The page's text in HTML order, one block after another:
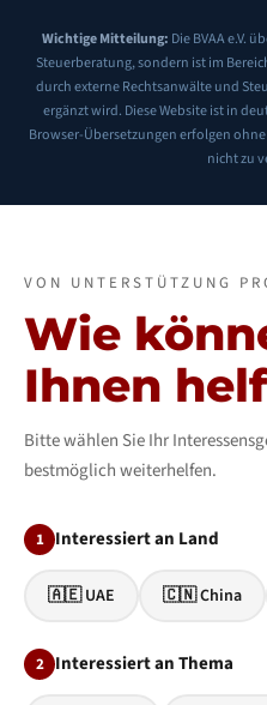
Wichtige Mitteilung: Die BVAA e.V.
Steuerberatung, sondern ist im
durch externe Rechtsanwälte und
ergänzt wird. Diese Website ist in
Browser-Übersetzungen erfolgen
nicht zu
VON UNTERSTÜTZUNG
Wie
Ihnen
Bitte wählen Sie Ihr
bestmöglich weiterhelfen.
1 Interessiert an Land
🇦🇪 UAE 🇨🇳 China
2 Interessiert an Thema